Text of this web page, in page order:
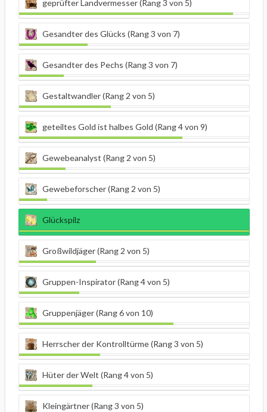
geprüfter Landvermesser (Rang 3 von 5)
Gesandter des Glücks (Rang 3 von 7)
Gesandter des Pechs (Rang 3 von 7)
Gestaltwandler (Rang 2 von 5)
geteiltes Gold ist halbes Gold (Rang 4 von 9)
Gewebeanalyst (Rang 2 von 5)
Gewebeforscher (Rang 2 von 5)
Glückspilz
Großwildjäger (Rang 2 von 5)
Gruppen-Inspirator (Rang 4 von 5)
Gruppenjäger (Rang 6 von 10)
Herrscher der Kontrolltürme (Rang 3 von 5)
Hüter der Welt (Rang 4 von 5)
Kleingärtner (Rang 3 von 5)